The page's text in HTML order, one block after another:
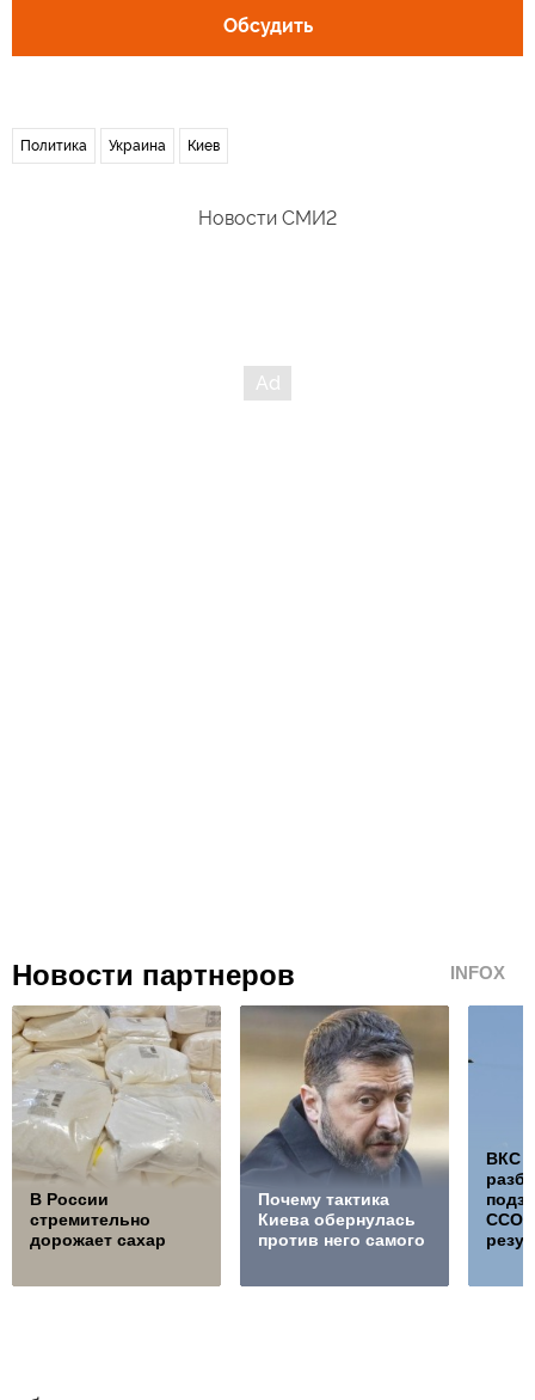
Обсудить
Политика Украина Киев
Новости СМИ2
Новости партнеров INFOX
В России
стремительно
дорожает сахар
Почему тактика
Киева обернулась
против него самого
ВКС
ССО,